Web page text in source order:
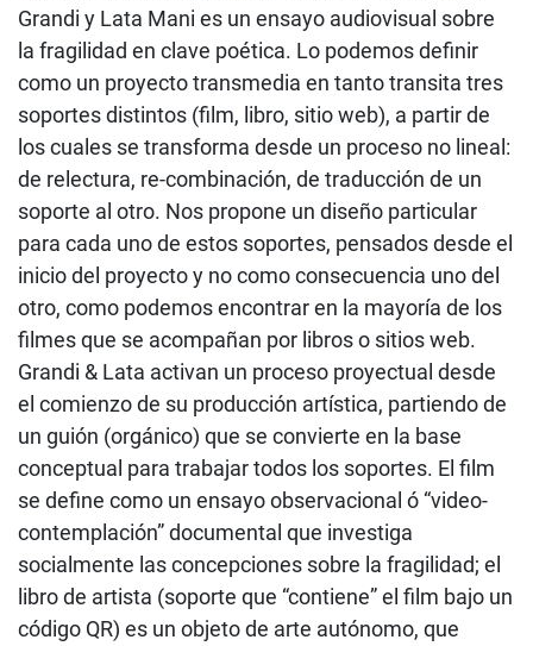
Grandi y Lata Mani es un ensayo audiovisual sobre
la fragilidad en clave poética. Lo podemos definir
como un proyecto transmedia en tanto transita tres
soportes distintos (film, libro, sitio web), a partir de
los cuales se transforma desde un proceso no lineal:
de relectura, re-combinación, de traducción de un
soporte al otro. Nos propone un diseño particular
para cada uno de estos soportes, pensados desde el
inicio del proyecto y no como consecuencia uno del
otro, como podemos encontrar en la mayoría de los
filmes que se acompañan por libros o sitios web.
Grandi & Lata activan un proceso proyectual desde
el comienzo de su producción artística, partiendo de
un guión (orgánico) que se convierte en la base
conceptual para trabajar todos los soportes. El film
se define como un ensayo observacional ó “video-
contemplación” documental que investiga
socialmente las concepciones sobre la fragilidad; el
libro de artista (soporte que “contiene” el film bajo un
código QR) es un objeto de arte autónomo, que